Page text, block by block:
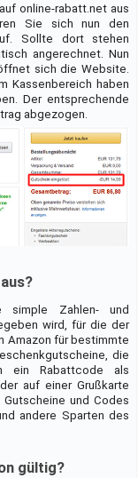
online-rabatt.net aus
Sie sich nun den
Sollte dort stehen
angerechnet. Nun
sich die Website.
Kassenbereich haben
Der entsprechende
abgezogen.
simple Zahlen- und
wird, für die der
Amazon für bestimmte
die
ein Rabattcode als
auf einer Grußkarte
und Codes
andere Sparten des
gültig?